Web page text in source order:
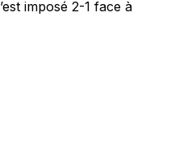
imposé 2-1 face à